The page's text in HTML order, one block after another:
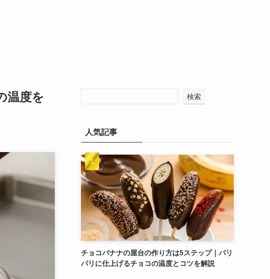
温度を
検索
人気記事
チョコバナナの屋台の作り方は5ステップ｜パリ
パリに仕上げるチョコの温度とコツを解説